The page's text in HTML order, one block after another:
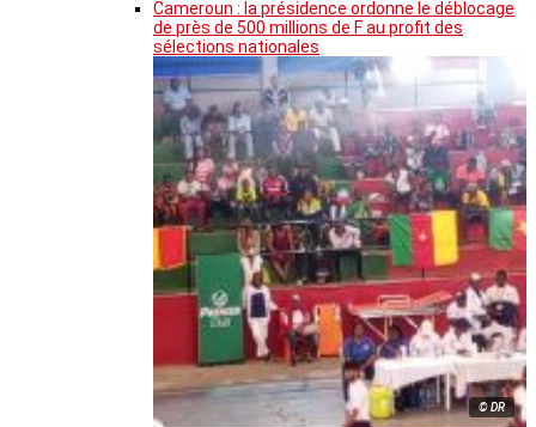
Cameroun : la présidence ordonne le déblocage
de près de 500 millions de F au profit des
sélections nationales
© DR